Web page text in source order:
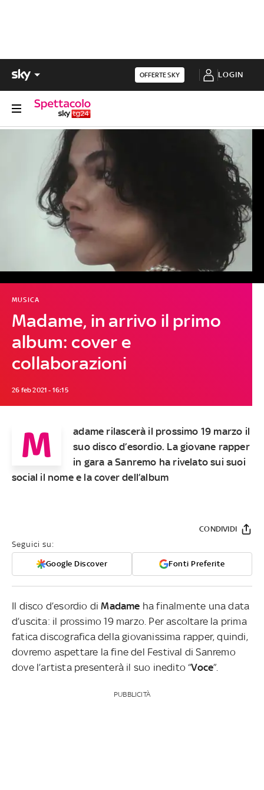
OFFERTE SKY LOGIN
Madame, in arrivo il primo
album: cover e
collaborazioni
MUSICA
26 feb 2021 - 16:15
M
adame rilascerà il prossimo 19 marzo il
suo disco d’esordio. La giovane rapper
in gara a Sanremo ha rivelato sui suoi
social il nome e la cover dell’album
Seguici su:
Google Discover Fonti Preferite
CONDIVIDI
Il disco d’esordio diMadame ha finalmente una data
d’uscita: il prossimo 19 marzo. Per ascoltare la prima
fatica discografica della giovanissima rapper, quindi,
dovremo aspettare la fine del Festival di Sanremo
dove l’artista presenterà il suo inedito “Voce”.
PUBBLICITÀ